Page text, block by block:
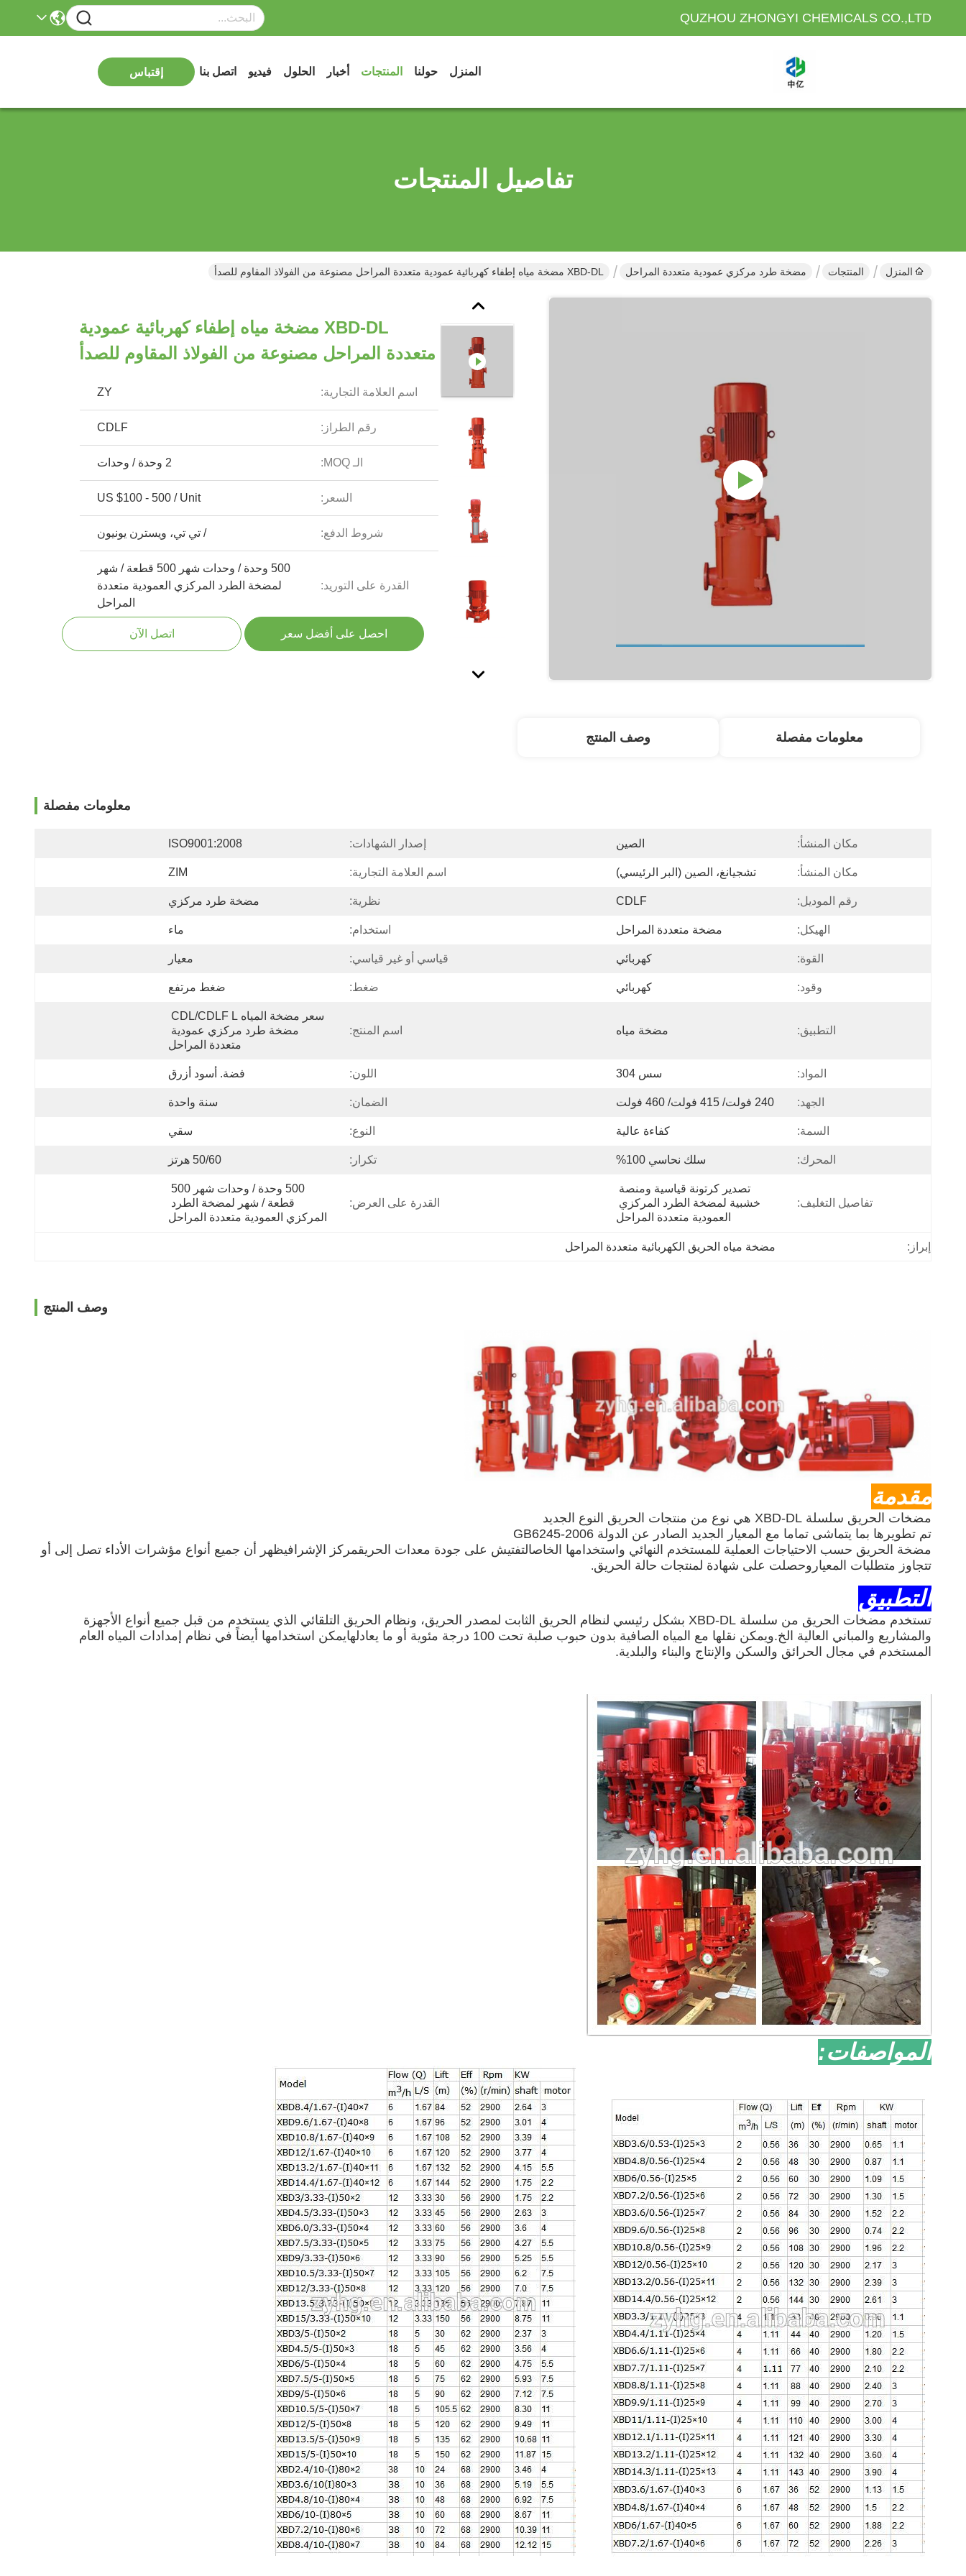
QUZHOU ZHONGYI CHEMICALS CO.,LTD
المنزل حولنا المنتجات أخبار الحلول فيديو اتصل بنا إقتباس
تفاصيل المنتجات
المنزل المنتجات مضخة طرد مركزي عمودية متعددة المراحل XBD-DL مضخة مياه إطفاء كهربائية عمودية متعددة المراحل مصنوعة من الفولاذ المقاوم للصدأ
XBD-DL مضخة مياه إطفاء كهربائية عمودية
متعددة المراحل مصنوعة من الفولاذ المقاوم للصدأ
اسم العلامة التجارية: ZY
رقم الطراز: CDLF
الـ MOQ: 2 وحدة / وحدات
السعر: US $100 - 500 / Unit
شروط الدفع: / تي تي، ويسترن يونيون
القدرة على التوريد:
500 وحدة / وحدات شهر 500 قطعة / شهر
لمضخة الطرد المركزي العمودية متعددة
المراحل
احصل على أفضل سعر اتصل الآن
معلومات مفصلة وصف المنتج
معلومات مفصلة
مكان المنشأ: الصين إصدار الشهادات: ISO9001:2008
مكان المنشأ: تشجيانغ، الصين (البر الرئيسي) اسم العلامة التجارية: ZIM
رقم الموديل: CDLF نظرية: مضخة طرد مركزي
الهيكل: مضخة متعددة المراحل استخدام: ماء
القوة: كهربائي قياسي أو غير قياسي: معيار
وقود: كهربائي ضغط: ضغط مرتفع
التطبيق: مضخة مياه اسم المنتج:
متعددة المراحل
المواد: سس 304 اللون: فضة. أسود أزرق
الجهد: 240 فولت/ 415 فولت/ 460 فولت الضمان: سنة واحدة
السمة: كفاءة عالية النوع: سقي
المحرك: سلك نحاسي 100% تكرار: 50/60 هرتز
تفاصيل التغليف:
العمودية متعددة المراحل
القدرة على العرض:
المركزي العمودية متعددة المراحل
إبراز: مضخة مياه الحريق الكهربائية متعددة المراحل
وصف المنتج
مقدمة
مضخات الحريق سلسلة XBD-DL هي نوع من منتجات الحريق النوع الجديد
تم تطويرها بما يتماشى تماما مع المعيار الجديد الصادر عن الدولة GB6245-2006
مضخة الحريق حسب الاحتياجات العملية للمستخدم النهائي واستخدامها الخاصالتفتيش على جودة معدات الحريقمركز الإشرافيظهر أن جميع أنواع مؤشرات الأداء تصل إلى أو
تتجاوز متطلبات المعيار وحصلت على شهادة لمنتجات حالة الحريق.
التطبيق
تستخدم مضخات الحريق من سلسلة XBD-DL بشكل رئيسي لنظام الحريق الثابت لمصدر الحريق، ونظام الحريق التلقائي الذي يستخدم من قبل جميع أنواع الأجهزة
والمشاريع والمباني العالية الخ.ويمكن نقلها مع المياه الصافية بدون حبوب صلبة تحت 100 درجة مئوية أو ما يعادلهايمكن استخدامها أيضاً في نظام إمدادات المياه العام
المستخدم في مجال الحرائق والسكن والإنتاج والبناء والبلدية.
المواصفات: